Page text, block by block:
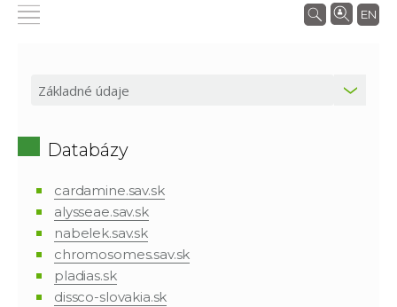
EN
Databázy
cardamine.sav.sk
alysseae.sav.sk
nabelek.sav.sk
chromosomes.sav.sk
pladias.sk
dissco-slovakia.sk